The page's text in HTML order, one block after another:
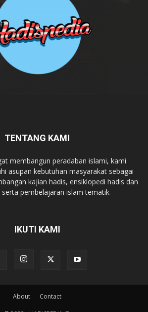
TENTANG KAMI
membangun peradaban islami, kami
asupan kebutuhan masyarakat sebagai
kajian hadis, ensiklopedi hadis dan
serta pembelajaran islam tematik
IKUTI KAMI
About Contact